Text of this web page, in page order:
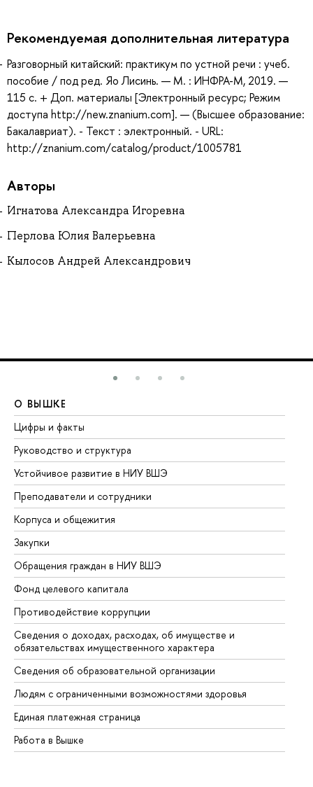
Рекомендуемая дополнительная литература
Разговорный китайский: практикум по устной речи : учеб.
пособие / под ред. Яо Лисинь. — М. : ИНФРА-М, 2019. —
115 с. + Доп. материалы [Электронный ресурс; Режим
доступа http://new.znanium.com]. — (Высшее образование:
Бакалавриат). - Текст : электронный. - URL:
http://znanium.com/catalog/product/1005781
Авторы
Игнатова Александра Игоревна
Перлова Юлия Валерьевна
Кылосов Андрей Александрович
О ВЫШКЕ
Цифры и факты
Руководство и структура
Устойчивое развитие в НИУ ВШЭ
Преподаватели и сотрудники
Корпуса и общежития
Закупки
Обращения граждан в НИУ ВШЭ
Фонд целевого капитала
Противодействие коррупции
Сведения о доходах, расходах, об имуществе и
обязательствах имущественного характера
Сведения об образовательной организации
Людям с ограниченными возможностями здоровья
Единая платежная страница
Работа в Вышке